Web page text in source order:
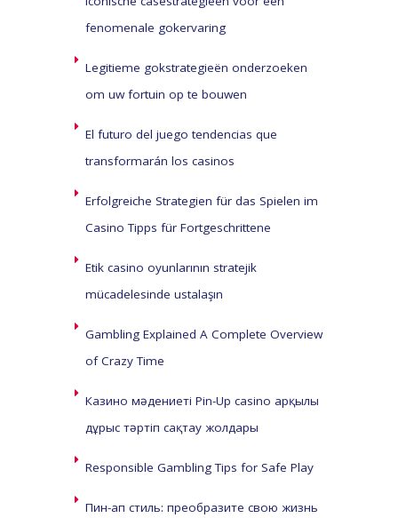
fenomenale gokervaring
Legitieme gokstrategieën onderzoeken
om uw fortuin op te bouwen
El futuro del juego tendencias que
transformarán los casinos
Erfolgreiche Strategien für das Spielen im
Casino Tipps für Fortgeschrittene
Etik casino oyunlarının stratejik
mücadelesinde ustalaşın
Gambling Explained A Complete Overview
of Crazy Time
Казино мәдениеті Pin-Up casino арқылы
дұрыс тәртіп сақтау жолдары
Responsible Gambling Tips for Safe Play
Пин-ап стиль: преобразите свою жизнь